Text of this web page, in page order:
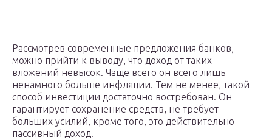
Рассмотрев современные предложения банков,
можно прийти к выводу, что доход от таких
вложений невысок. Чаще всего он всего лишь
ненамного больше инфляции. Тем не менее, такой
способ инвестиции достаточно востребован. Он
гарантирует сохранение средств, не требует
больших усилий, кроме того, это действительно
пассивный доход.